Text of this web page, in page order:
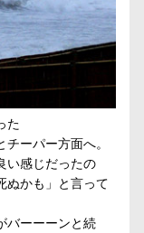
た
ーパー方面へ。
い感じだったの
ぬかも」と言って
バーーーンと続